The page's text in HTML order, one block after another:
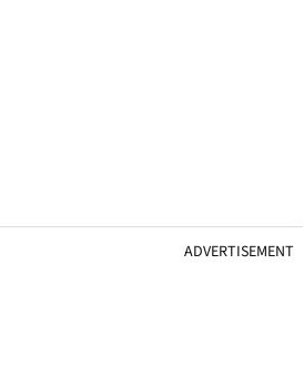
ADVERTISEMENT